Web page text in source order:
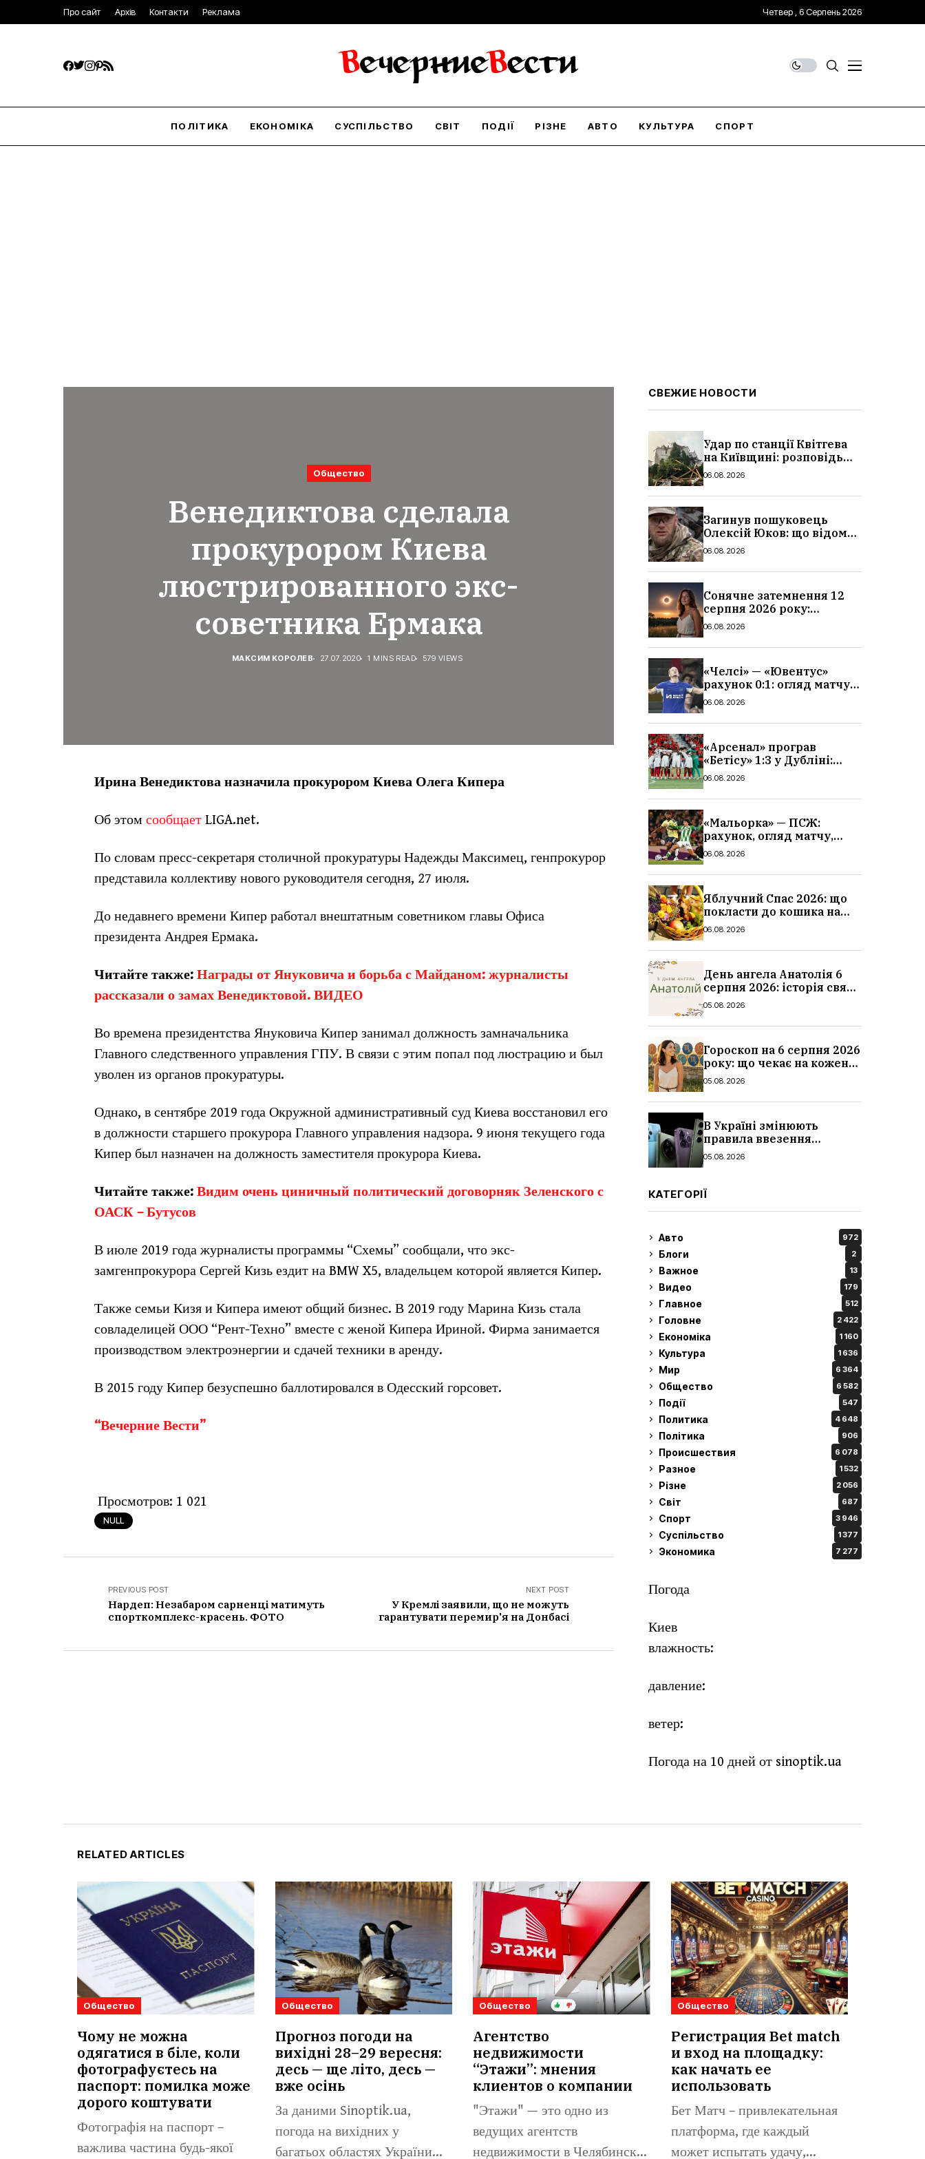
Про сайт Архів Контакти Реклама Четвер , 6 Серпень 2026
ПОЛІТИКА ЕКОНОМІКА СУСПІЛЬСТВО СВІТ ПОДІЇ РІЗНЕ АВТО КУЛЬТУРА СПОРТ
Общество
Венедиктова сделала
прокурором Киева
люстрированного экс-
советника Ермака
МАКСИМ КОРОЛЕВ 27.07.2020 1 MINS READ 579 VIEWS
Ирина Венедиктова назначила прокурором Киева Олега Кипера
Об этом сообщает LIGA.net.
По словам пресс-секретаря столичной прокуратуры Надежды Максимец, генпрокурор
представила коллективу нового руководителя сегодня, 27 июля.
До недавнего времени Кипер работал внештатным советником главы Офиса
президента Андрея Ермака.
Читайте также: Награды от Януковича и борьба с Майданом: журналисты
рассказали о замах Венедиктовой. ВИДЕО
Во времена президентства Януковича Кипер занимал должность замначальника
Главного следственного управления ГПУ. В связи с этим попал под люстрацию и был
уволен из органов прокуратуры.
Однако, в сентябре 2019 года Окружной административный суд Киева восстановил его
в должности старшего прокурора Главного управления надзора. 9 июня текущего года
Кипер был назначен на должность заместителя прокурора Киева.
Читайте также: Видим очень циничный политический договорняк Зеленского с
ОАСК – Бутусов
В июле 2019 года журналисты программы “Схемы” сообщали, что экс-
замгенпрокурора Сергей Кизь ездит на BMW X5, владельцем которой является Кипер.
Также семьи Кизя и Кипера имеют общий бизнес. В 2019 году Марина Кизь стала
совладелицей ООО “Рент-Техно” вместе с женой Кипера Ириной. Фирма занимается
производством электроэнергии и сдачей техники в аренду.
В 2015 году Кипер безуспешно баллотировался в Одесский горсовет.
“Вечерние Вести”
Просмотров: 1 021
NULL
PREVIOUS POST
Нардеп: Незабаром сарненці матимуть
спорткомплекс-красень. ФОТО
NEXT POST
У Кремлі заявили, що не можуть
гарантувати перемир'я на Донбасі
СВЕЖИЕ НОВОСТИ
Удар по станції Квітгева
на Київщині: розповідь
очевидців, як вісім людей
сталося
06.08.2026
Загинув пошуковець
Олексій Юков: що відомо
про його роботу, хто він
06.08.2026
Сонячне затемнення 12
серпня 2026 року:
гороскоп, кому із знаків
06.08.2026
«Челсі» — «Ювентус»
рахунок 0:1: огляд матчу
та вихід Мудрика
06.08.2026
«Арсенал» програв
«Бетісу» 1:3 у Дубліні:
огляд матчу та всі голи
06.08.2026
«Мальорка» — ПСЖ:
рахунок, огляд матчу,
голи та склад парижан
06.08.2026
Яблучний Спас 2026: що
покласти до кошика на
освячення, які фрукти,
06.08.2026
День ангела Анатолія 6
серпня 2026: історія свята,
значення імені,
прозі
05.08.2026
Гороскоп на 6 серпня 2026
року: що чекає на кожен
знак зодіаку
05.08.2026
В Україні змінюють
правила ввезення
смартфонів: що буде з
05.08.2026
КАТЕГОРІЇ
Авто 972
Блоги 2
Важное 13
Видео 179
Главное 512
Головне 2 422
Економіка 1 160
Культура 1 636
Мир 6 364
Общество 6 582
Події 547
Политика 4 648
Політика 906
Происшествия 6 078
Разное 1 532
Різне 2 056
Світ 687
Спорт 3 946
Суспільство 1 377
Экономика 7 277
Погода
Киев
влажность:
давление:
ветер:
Погода на 10 дней от sinoptik.ua
RELATED ARTICLES
Общество
Чому не можна
одягатися в біле, коли
фотографуєтесь на
паспорт: помилка може
дорого коштувати
Фотографія на паспорт –
важлива частина будь-якої
Общество
Прогноз погоди на
вихідні 28–29 вересня:
десь — ще літо, десь —
вже осінь
За даними Sinoptik.ua,
погода на вихідних у
багатьох областях України
Общество
Агентство
недвижимости
“Этажи”: мнения
клиентов о компании
"Этажи" — это одно из
ведущих агентств
недвижимости в Челябинске,
Общество
Регистрация Bet match
и вход на площадку:
как начать ее
использовать
Бет Матч – привлекательная
платформа, где каждый
может испытать удачу,